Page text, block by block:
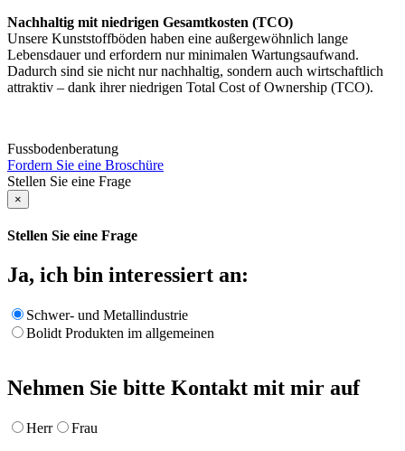
Nachhaltig mit niedrigen Gesamtkosten (TCO)
Unsere Kunststoffböden haben eine außergewöhnlich lange
Lebensdauer und erfordern nur minimalen Wartungsaufwand.
Dadurch sind sie nicht nur nachhaltig, sondern auch wirtschaftlich
attraktiv – dank ihrer niedrigen Total Cost of Ownership (TCO).
Fussbodenberatung
Fordern Sie eine Broschüre
Stellen Sie eine Frage
×
Stellen Sie eine Frage
Ja, ich bin interessiert an:
Schwer- und Metallindustrie
Bolidt Produkten im allgemeinen
Nehmen Sie bitte Kontakt mit mir auf
Herr Frau